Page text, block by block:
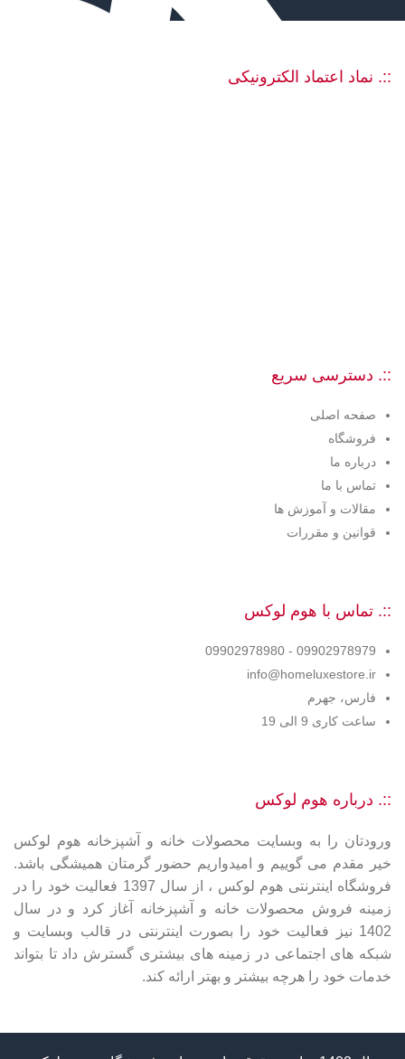
::. نماد اعتماد الکترونیکی
::. دسترسی سریع
صفحه اصلی
فروشگاه
درباره ما
تماس با ما
مقالات و آموزش ها
قوانین و مقررات
::. تماس با هوم لوکس
09902978979 - 09902978980
info@homeluxestore.ir
فارس، جهرم
ساعت کاری 9 الی 19
::. درباره هوم لوکس
ورودتان را به وبسایت محصولات خانه و آشپزخانه هوم لوکس
خیر مقدم می گوییم و امیدواریم حضور گرمتان همیشگی باشد.
فروشگاه اینترنتی هوم لوکس ، از سال 1397 فعالیت خود را در
زمینه فروش محصولات خانه و آشپزخانه آغاز کرد و در سال
1402 نیز فعالیت خود را بصورت اینترنتی در قالب وبسایت و
شبکه های اجتماعی در زمینه های بیشتری گسترش داد تا بتواند
خدمات خود را هرچه بیشتر و بهتر ارائه کند.